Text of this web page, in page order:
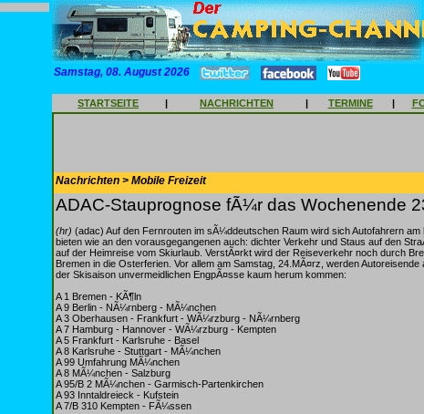
Samstag, 08. August 2026
STARTSEITE | NACHRICHTEN | TERMINE |
Nachrichten > Mobile Freizeit
ADAC-Stauprognose fÃ¼r das Wochenende
(hr) (adac) Auf den Fernrouten im sÃ¼ddeutschen Raum wird sich Autofahrern
bieten wie an den vorausgegangenen auch: dichter Verkehr und Staus auf den
auf der Heimreise vom Skiurlaub. VerstÃ¤rkt wird der Reiseverkehr noch durch
Bremen in die Osterferien. Vor allem am Samstag, 24.MÃ¤rz, werden
der Skisaison unvermeidlichen EngpÃ¤sse kaum herum kommen:
A 1 Bremen - KÃ¶ln
A 9 Berlin - NÃ¼rnberg - MÃ¼nchen
A 3 Oberhausen - Frankfurt - WÃ¼rzburg - NÃ¼rnberg
A 7 Hamburg - Hannover - WÃ¼rzburg - Kempten
A 5 Frankfurt - Karlsruhe - Basel
A 8 Karlsruhe - Stuttgart - MÃ¼nchen
A 99 Umfahrung MÃ¼nchen
A 8 MÃ¼nchen - Salzburg
A 95/B 2 MÃ¼nchen - Garmisch-Partenkirchen
A 93 Inntaldreieck - Kufstein
A 7/B 310 Kempten - FÃ¼ssen